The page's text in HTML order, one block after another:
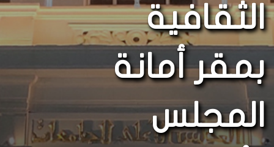
الثقافية
بمقر أمانة
المجلس